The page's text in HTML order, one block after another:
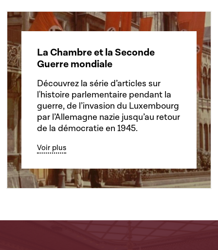
La Chambre et la Seconde
Guerre mondiale
Découvrez la série d’articles sur
l'histoire parlementaire pendant la
guerre, de l’invasion du Luxembourg
par l’Allemagne nazie jusqu’au retour
de la démocratie en 1945.
Voir plus